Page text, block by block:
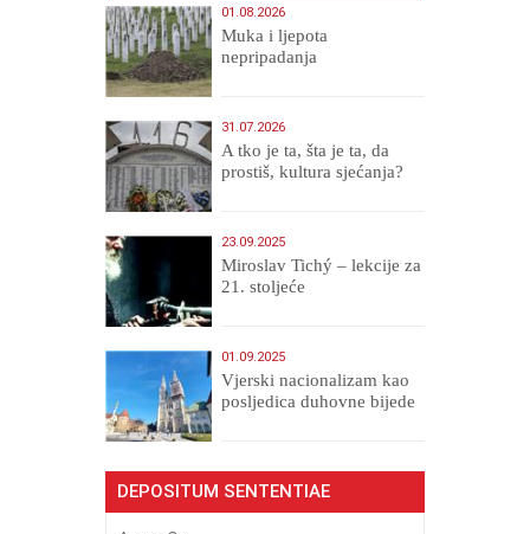
01.08.2026
Muka i ljepota
nepripadanja
31.07.2026
A tko je ta, šta je ta, da
prostiš, kultura sjećanja?
23.09.2025
Miroslav Tichý – lekcije za
21. stoljeće
01.09.2025
​Vjerski nacionalizam kao
posljedica duhovne bijede
DEPOSITUM SENTENTIAE